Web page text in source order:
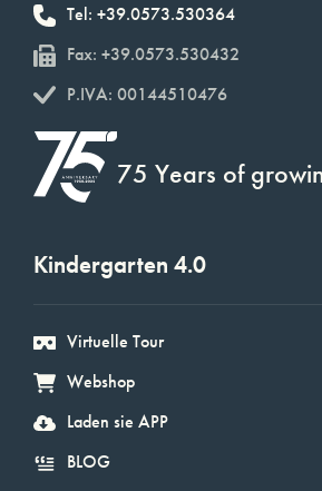
Tel: +39.0573.530364
Fax: +39.0573.530432
P.IVA: 00144510476
75 Years of
Kindergarten 4.0
Virtuelle Tour
Webshop
Laden sie APP
BLOG